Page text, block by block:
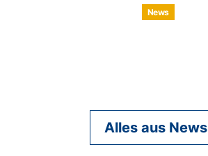
News
Alles aus News